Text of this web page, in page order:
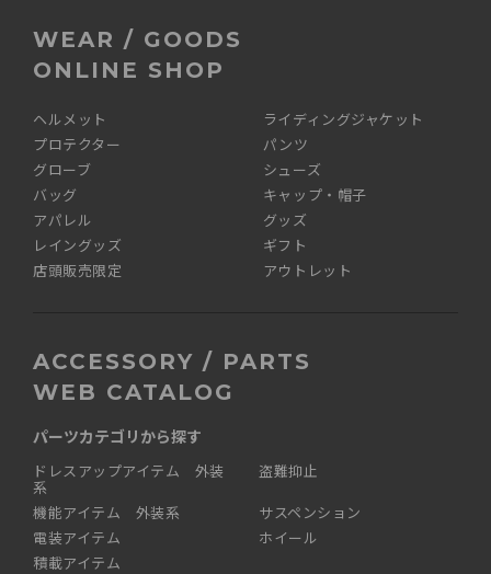
WEAR / GOODS
ONLINE SHOP
ヘルメット
ライディングジャケット
プロテクター
パンツ
グローブ
シューズ
バッグ
キャップ・帽子
アパレル
グッズ
レイングッズ
ギフト
店頭販売限定
アウトレット
ACCESSORY / PARTS
WEB CATALOG
パーツカテゴリから探す
ドレスアップアイテム 外装
系
機能アイテム 外装系
電装アイテム
積載アイテム
盗難抑止
サスペンション
ホイール